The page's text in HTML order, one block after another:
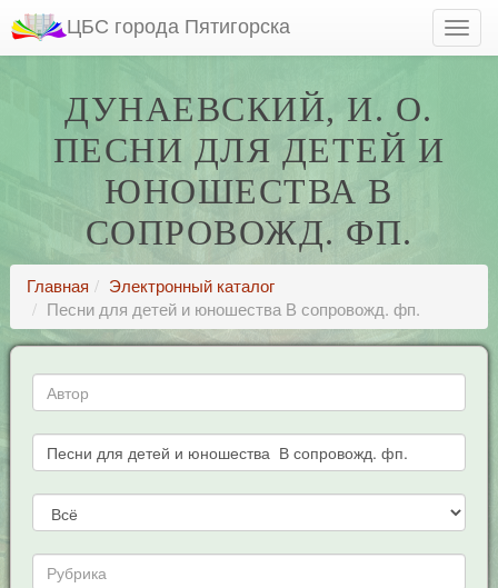
ЦБС города Пятигорска
ДУНАЕВСКИЙ, И. О.
ПЕСНИ ДЛЯ ДЕТЕЙ И
ЮНОШЕСТВА В
СОПРОВОЖД. ФП.
Главная
Электронный каталог
Песни для детей и юношества В сопровожд. фп.